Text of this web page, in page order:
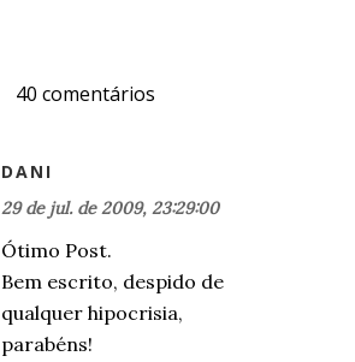
40 comentários
DANI
29 de jul. de 2009, 23:29:00
Ótimo Post.
Bem escrito, despido de
qualquer hipocrisia,
parabéns!